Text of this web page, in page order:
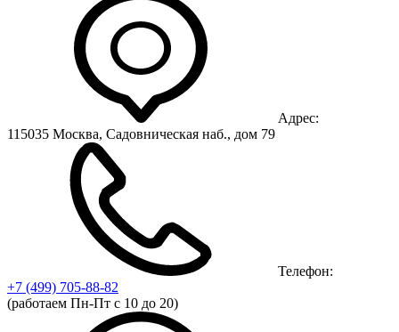
Адрес:
115035 Москва, Садовническая наб., дом 79
Телефон:
+7 (499) 705-88-82
(работаем Пн-Пт с 10 до 20)